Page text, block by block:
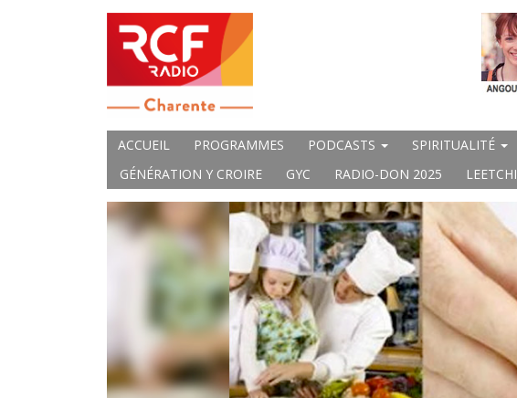
ACCUEIL PROGRAMMES PODCASTS SPIRITUALITÉ
GÉNÉRATION Y CROIRE
GYC RADIO-DON 2025 LEETCHI